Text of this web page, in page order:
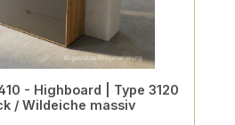
- Highboard | Type 3120
/ Wildeiche massiv